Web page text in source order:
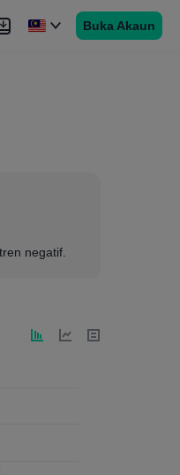
Buka Akaun
negatif.